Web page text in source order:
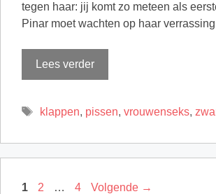
tegen haar: jij komt zo meteen als
Pinar moet wachten op haar
Lees verder
Tags
klappen, pissen, vrouwenseks,
Pagina
1 Pagina
2 … Pagina
4 Volgende →